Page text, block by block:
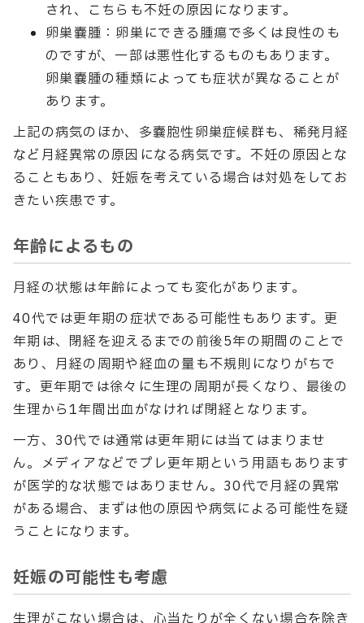
され、こちらも不妊の原因になります。
卵巣嚢腫：卵巣にできる腫瘍で多くは良性のも
のですが、一部は悪性化するものもあります。
卵巣嚢腫の種類によっても症状が異なることが
あります。
上記の病気のほか、多嚢胞性卵巣症候群も、稀発月経
など月経異常の原因になる病気です。不妊の原因とな
ることもあり、妊娠を考えている場合は対処をしてお
きたい疾患です。
年齢によるもの
月経の状態は年齢によっても変化があります。
40代では更年期の症状である可能性もあります。更
年期は、閉経を迎えるまでの前後5年の期間のことで
あり、月経の周期や経血の量も不規則になりがちで
す。更年期では徐々に生理の周期が長くなり、最後の
生理から1年間出血がなければ閉経となります。
一方、30代では通常は更年期には当てはまりませ
ん。メディアなどでプレ更年期という用語もあります
が医学的な状態ではありません。30代で月経の異常
がある場合、まずは他の原因や病気による可能性を疑
うことになります。
妊娠の可能性も考慮
生理がこない場合は、心当たりが全くない場合を除き